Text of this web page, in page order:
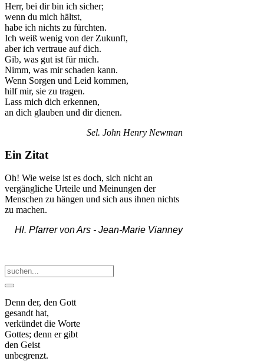
Herr, bei dir bin ich sicher;
wenn du mich hältst,
habe ich nichts zu fürchten.
Ich weiß wenig von der Zukunft,
aber ich vertraue auf dich.
Gib, was gut ist für mich.
Nimm, was mir schaden kann.
Wenn Sorgen und Leid kommen,
hilf mir, sie zu tragen.
Lass mich dich erkennen,
an dich glauben und dir dienen.
Sel. John Henry Newman
Ein Zitat
Oh! Wie weise ist es doch, sich nicht an
vergängliche Urteile und Meinungen der
Menschen zu hängen und sich aus ihnen nichts
zu machen.
Hl. Pfarrer von Ars -Jean-Marie Vianney
Denn der, den Gott
gesandt hat,
verkündet die Worte
Gottes; denn er gibt
den Geist
unbegrenzt.